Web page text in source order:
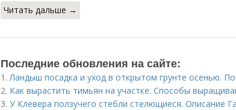
Читать дальше →
Последние обновления на сайте:
1.Ландыш посадка и уход в открытом грунте осенью.
2. Как вырастить тимьян на участке. Способы
3. У Клевера ползучего стебли стелющиеся. Описание